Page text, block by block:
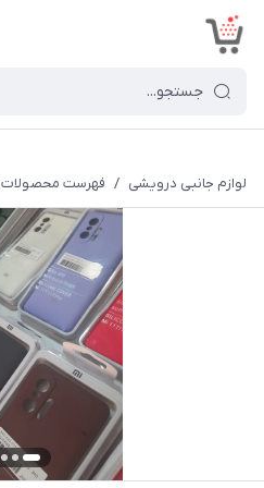
لوازم جانبی درویشی / فهرست محصولات